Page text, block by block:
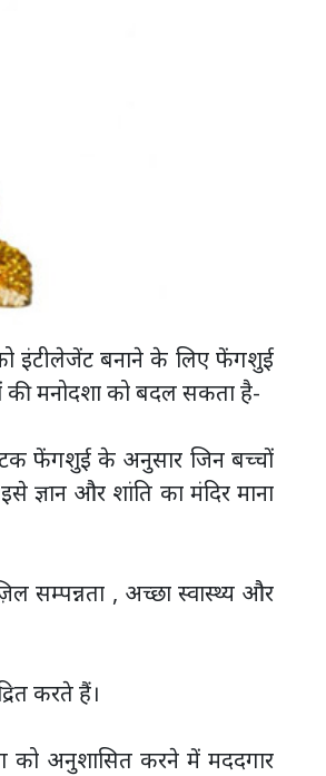
इंटीलेजेंट बनाने के लिए फेंगशुई
मनोदशा को बदल सकता है-
फेंगशुई के अनुसार जिन बच्चों
ज्ञान और शांति का मंदिर माना
सम्पन्नता , अच्छा स्वास्थ्य और
करते हैं।
को अनुशासित करने में मददगार